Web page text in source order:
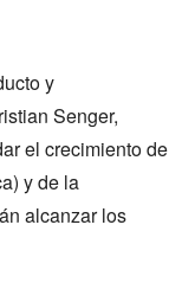
y
Senger,
el crecimiento de
y de la
alcanzar los